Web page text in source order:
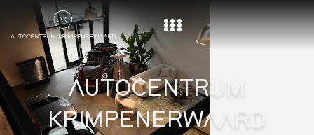
Home
Aanbod
Diensten
AUTOCENTRUM
KRIMPENERWAARD